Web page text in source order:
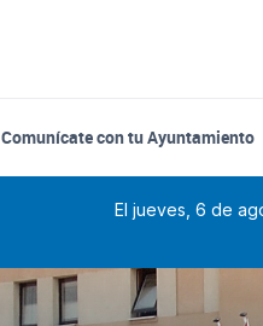
Comunícate con tu Ayuntamiento
El jueves, 6 de